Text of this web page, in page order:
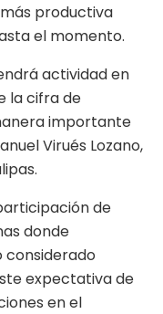
productiva
el momento.
actividad en
la cifra de
importante
Virués Lozano,
de
donde
considerado
expectativa de
en el